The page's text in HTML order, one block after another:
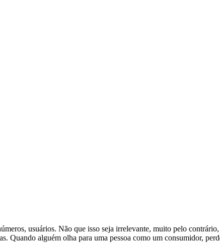
usuários. Não que isso seja irrelevante, muito pelo contrário,
Quando alguém olha para uma pessoa como um consumidor,